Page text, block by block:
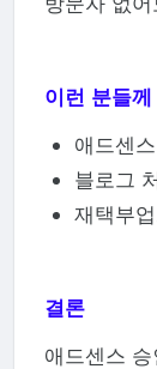
이런 분들께
애드센
블로그
재택부
결론
애드센스